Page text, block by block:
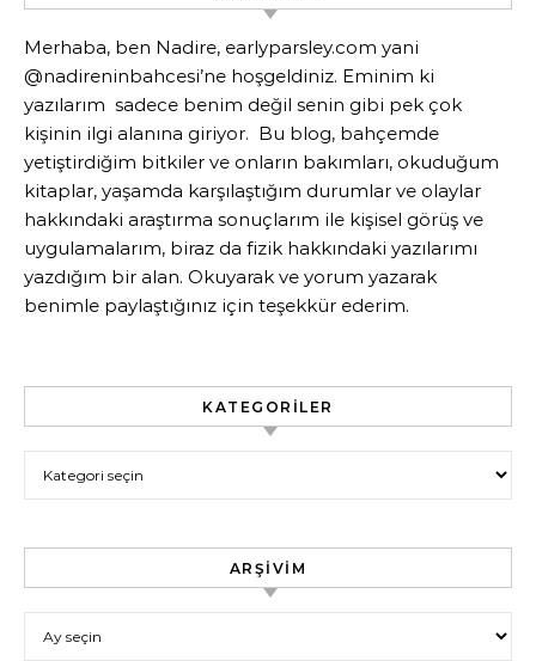
Merhaba, ben Nadire, earlyparsley.com yani
@nadireninbahcesi’ne hoşgeldiniz. Eminim ki
yazılarım sadece benim değil senin gibi pek çok
kişinin ilgi alanına giriyor. Bu blog, bahçemde
yetiştirdiğim bitkiler ve onların bakımları, okuduğum
kitaplar, yaşamda karşılaştığım durumlar ve olaylar
hakkındaki araştırma sonuçlarım ile kişisel görüş ve
uygulamalarım, biraz da fizik hakkındaki yazılarımı
yazdığım bir alan. Okuyarak ve yorum yazarak
benimle paylaştığınız için teşekkür ederim.
KATEGORILER
ARŞIVIM